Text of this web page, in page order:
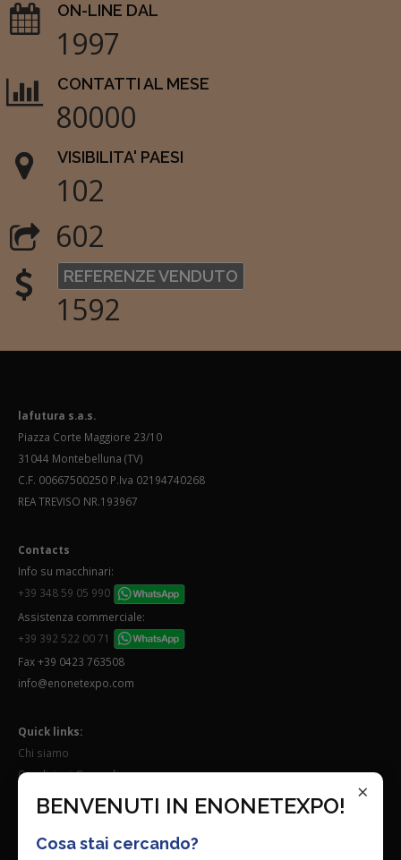
×
BENVENUTI IN ENONETEXPO!
Cosa stai cercando?
ON-LINE DAL
1997
CONTATTI AL MESE
80000
VISIBILITA' PAESI
102
602
REFERENZE VENDUTO
1592
lafutura s.a.s.
Piazza Corte Maggiore 23/10
31044 Montebelluna (TV)
C.F. 00667500250 P.Iva 02194740268
REA TREVISO NR.193967
Contacts
Info su macchinari:
+39 348 59 05 990
Assistenza commerciale:
+39 392 522 00 71
Fax +39 0423 763508
info@enonetexpo.com
Quick links:
Chi siamo
Condizioni Generali
Lavora con noi
Seguici su: